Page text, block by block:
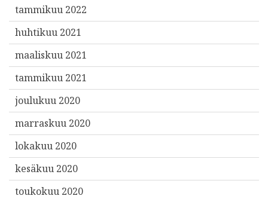
tammikuu 2022
huhtikuu 2021
maaliskuu 2021
tammikuu 2021
joulukuu 2020
marraskuu 2020
lokakuu 2020
kesäkuu 2020
toukokuu 2020